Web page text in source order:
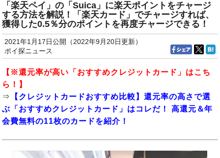
「楽天ペイ」の「Suica」に楽天ポイントをチャージ
する方法を解説！「楽天カード」でチャージすれば、
獲得した0.5％分のポイントを再度チャージできる！
2021年1月17日公開（2022年9月20日更新）
ポイ探ニュース
【※還元率が高い「おすすめクレジットカード」はこち
ら！】
⇒
【クレジットカードおすすめ比較】還元率の高さで選
ぶ「おすすめクレジットカード」はコレだ！ 高還元＆年
会費無料の11枚のカードを紹介！